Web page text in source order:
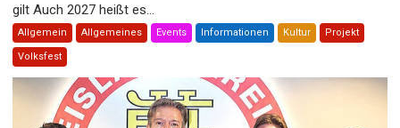
gilt Auch 2027 heißt es...
Allgemein Allgemeines Events Informationen Kultur Projekt
Volksfest